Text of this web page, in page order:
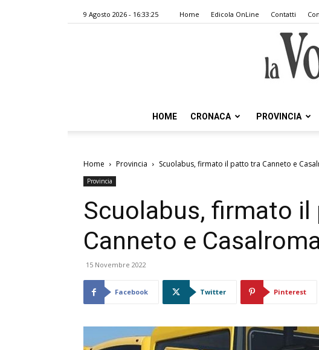
9 Agosto 2026 - 16:33:25 Home Edicola OnLine Contatti
HOME CRONACA PROVINCIA
Home Provincia Scuolabus, firmato il patto tra Canneto e
Provincia
Scuolabus, firmato
Canneto e
15 Novembre 2022
Facebook Twitter Pinterest